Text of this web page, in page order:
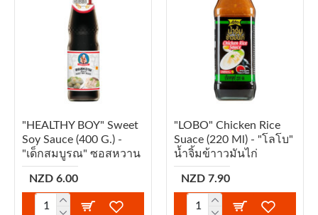
"HEALTHY BOY" Sweet
Soy Sauce (400 G.) -
"เด็กสมบูรณ" ซอสหวาน
NZD 6.00
"LOBO" Chicken Rice
Suace (220 Ml) - "โลโบ"
น้ำจิ้มข้าาวมันไก่
NZD 7.90